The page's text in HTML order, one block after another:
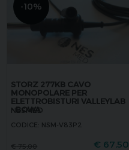
-10%
STORZ 277KB CAVO
MONOPOLARE PER
ELETTROBISTURI VALLEYLAB
- BOWA
NESMED
CODICE: NSM-V83P2
€ 67,50